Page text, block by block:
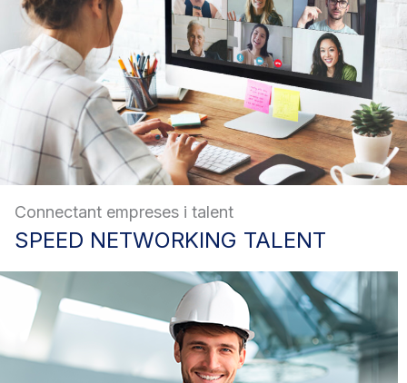
Connectant empreses i talent
SPEED NETWORKING TALENT